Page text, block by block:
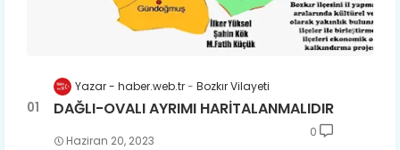
Yazar - haber.web.tr Bozkır Vilayeti
DAĞLI-OVALI AYRIMI HARİTALANMALIDIR
Haziran 20, 2023
0